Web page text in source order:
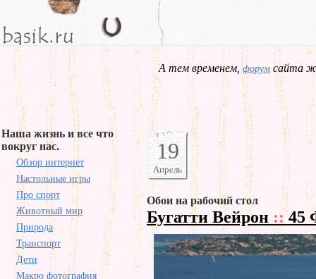
А тем временем,форум сайта
Наша жизнь и все что
вокруг нас.
Обзор интернет
Настольные игры
Про спорт
Животный мир
Природа
Транспорт
Дети
Макро фотография
19
Апрель
Обои на рабочий стол
Бугатти Вейрон ::45